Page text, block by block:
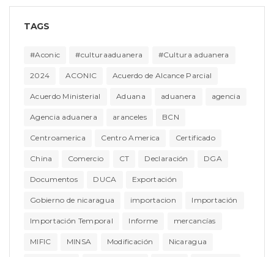
TAGS
#Aconic #culturaaduanera #Cultura aduanera
2024 ACONIC Acuerdo de Alcance Parcial
Acuerdo Ministerial Aduana aduanera agencia
Agencia aduanera aranceles BCN
Centroamerica Centro America Certificado
China Comercio CT Declaración DGA
Documentos DUCA Exportación
Gobierno de nicaragua importacion Importación
Importación Temporal Informe mercancías
MIFIC MINSA Modificación Nicaragua